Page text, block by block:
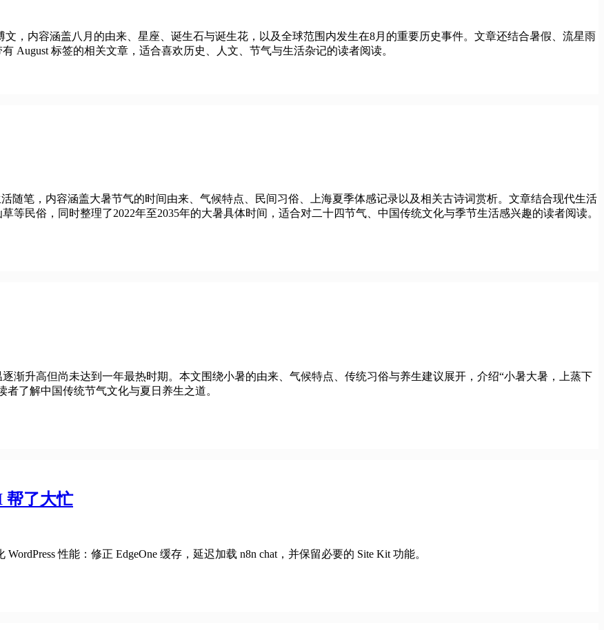
文，内容涵盖八月的由来、星座、诞生石与诞生花，以及全球范围内发生在8月的重要历史事件。文章还结合暑假、流星雨
August 标签的相关文章，适合喜欢历史、人文、节气与生活杂记的读者阅读。
随笔，内容涵盖大暑节气的时间由来、气候特点、民间习俗、上海夏季体感记录以及相关古诗词赏析。文章结合现代生活
等民俗，同时整理了2022年至2035年的大暑具体时间，适合对二十四节气、中国传统文化与季节生活感兴趣的读者阅读。
渐升高但尚未达到一年最热时期。本文围绕小暑的由来、气候特点、传统习俗与养生建议展开，介绍“小暑大暑，上蒸下
了解中国传统节气文化与夏日养生之道。
帮了大忙
性能：修正 EdgeOne 缓存，延迟加载 n8n chat，并保留必要的 Site Kit 功能。